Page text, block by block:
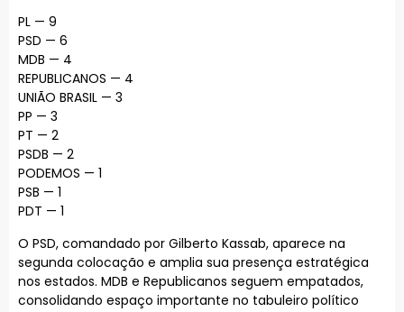
PL — 9
PSD — 6
MDB — 4
REPUBLICANOS — 4
UNIÃO BRASIL — 3
PP — 3
PT — 2
PSDB — 2
PODEMOS — 1
PSB — 1
PDT — 1
O PSD, comandado por Gilberto Kassab, aparece na
segunda colocação e amplia sua presença estratégica
nos estados. MDB e Republicanos seguem empatados,
consolidando espaço importante no tabuleiro político